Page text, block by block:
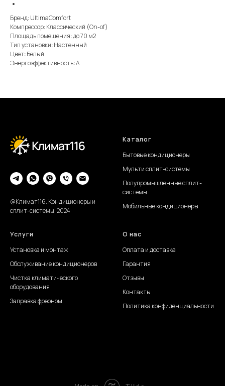
Бренд: UltimaComfort
Компрессор: Классический (On-of)
Площадь помещения: до 70 м2
Тип установки: Настенный
Цвет: Белый
Энергоэффективность: А
@Климат116. Кондиционеры и
сплит-системы. 2024
Каталог
Бытовые кондиционеры
Мульти сплит-системы
Полупромышленные сплит-
системы
Мобильные кондиционеры
Услуги
Установка и монтаж
Обслуживаниекондиционеров
Чистка климатического
оборудования
Заправка фреоном
О нас
Оплата и доставка
Гарантия
Отзывы
Контакты
Политика конфиденциальности
.